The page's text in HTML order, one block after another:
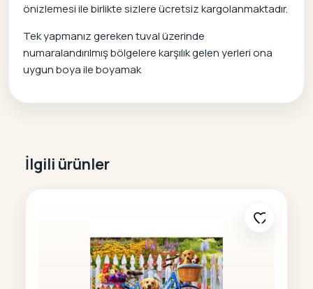
önizlemesi ile birlikte sizlere ücretsiz kargolanmaktadır.
Tek yapmanız gereken tuval üzerinde
numaralandırılmış bölgelere karşılık gelen yerleri ona
uygun boya ile boyamak
İlgili ürünler